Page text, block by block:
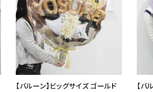
【バルーン】ビッグサイズ ゴールド
【バ